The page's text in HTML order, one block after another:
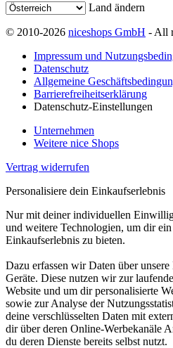
Land ändern
© 2010-2026 niceshops GmbH - All
Impressum und
Datenschutz
Allgemeine
Barrierefreiheitserklärung
Datenschutz-Einstellungen
Unternehmen
Weitere nice Shops
Vertrag widerrufen
Personalisiere dein Einkaufserlebnis
Nur mit deiner individuellen
und weitere Technologien, um dir ein
Einkaufserlebnis zu bieten.
Dazu erfassen wir Daten über
Geräte. Diese nutzen wir zur
Website und um dir personalisierte
sowie zur Analyse der
deine verschlüsselten Daten mit
dir über deren Online-Werbekanäle
du deren Dienste bereits selbst nutzt.